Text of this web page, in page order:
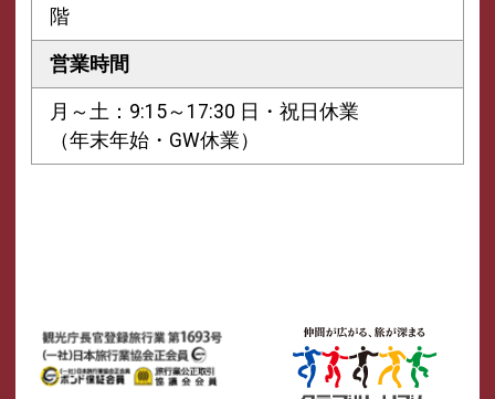
階
営業時間
月～土：9:15～17:30 日・祝日休業
（年末年始・GW休業）